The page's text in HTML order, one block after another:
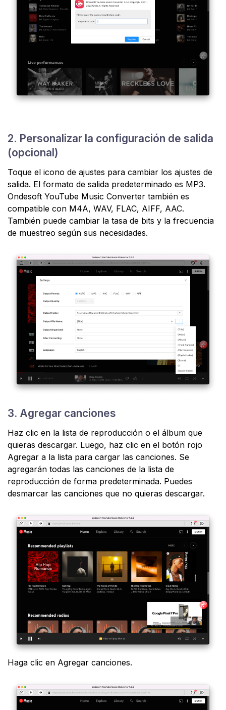
2. Personalizar la configuración de salida
(opcional)
Toque el icono de ajustes para cambiar los ajustes de
salida. El formato de salida predeterminado es MP3.
Ondesoft YouTube Music Converter también es
compatible con M4A, WAV, FLAC, AIFF, AAC.
También puede cambiar la tasa de bits y la frecuencia
de muestreo según sus necesidades.
3. Agregar canciones
Haz clic en la lista de reproducción o el álbum que
quieras descargar. Luego, haz clic en el botón rojo
Agregar a la lista para cargar las canciones. Se
agregarán todas las canciones de la lista de
reproducción de forma predeterminada. Puedes
desmarcar las canciones que no quieras descargar.
Haga clic en Agregar canciones.